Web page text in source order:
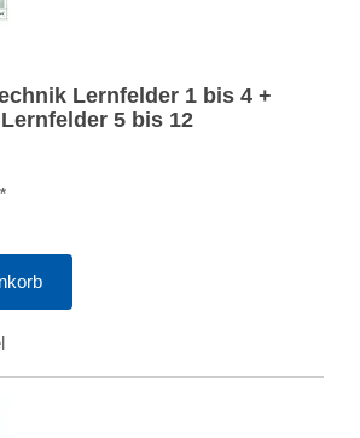
Lernfelder 1 bis 4 +
5 bis 12